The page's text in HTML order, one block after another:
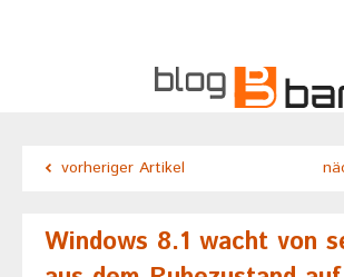
vorheriger Artikel
Windows 8.1 wacht von